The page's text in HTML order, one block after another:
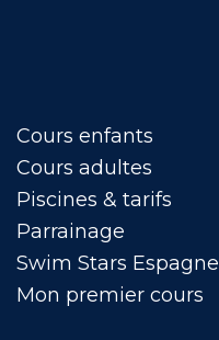
Cours enfants
Cours adultes
Piscines & tarifs
Parrainage
Swim Stars Espagne
Mon premier cours